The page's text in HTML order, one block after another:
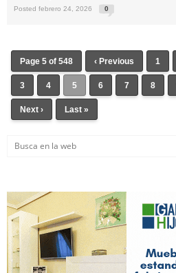
Posted febrero 24, 2026 0
Page 5 of 548 ‹ Previous 1
3 4 5 6 7 8
Next › Last »